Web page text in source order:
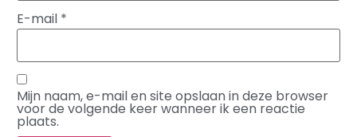
E-mail *
Mijn naam, e-mail en site opslaan in deze browser
voor de volgende keer wanneer ik een reactie
plaats.